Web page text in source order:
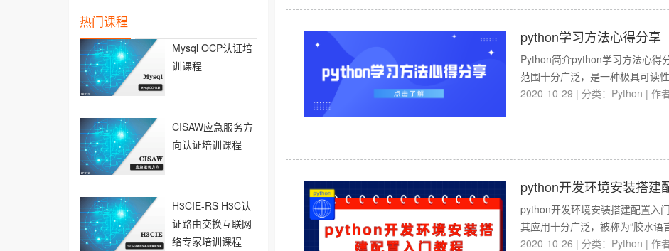
热门课程
Mysql OCP认证培
训课程
CISAW应急服务方
向认证培训课程
H3CIE-RS H3C认
证路由交换互联网
络专家培训课程
python学习方法心得分享
Python简介python学习方法心得
范围十分广泛，是一种极具可读
2020-10-29 | 分类： Python | 作
python开发环境安装搭建
python开发环境安装搭建配置入
其应用十分广泛，被称为“胶水语
2020-10-26 | 分类： Python | 作